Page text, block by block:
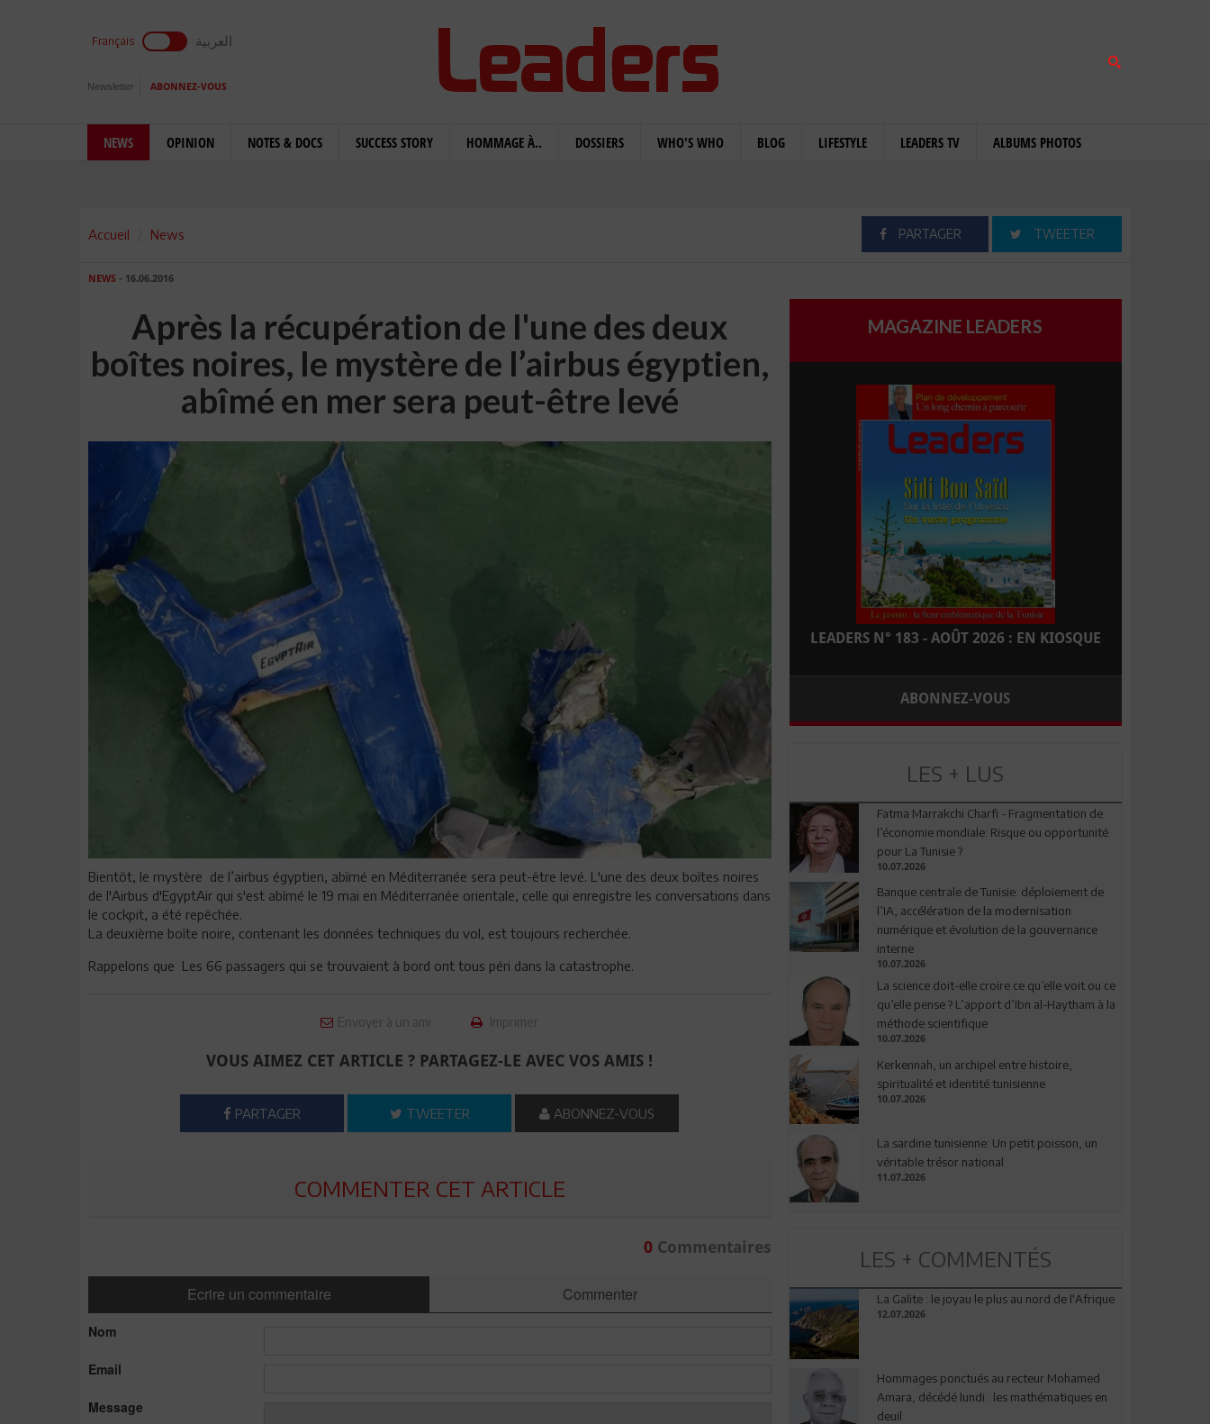
Français العربية
Newsletter ABONNEZ-VOUS
NEWS OPINION NOTES & DOCS SUCCESS STORY HOMMAGE À.. DOSSIERS WHO'S WHO BLOG LIFESTYLE LEADERS TV ALBUMS PHOTOS
Accueil News PARTAGER TWEETER
NEWS - 16.06.2016
Après la récupération de l'une des deux
boîtes noires, le mystère de l’airbus égyptien,
abîmé en mer sera peut-être levé
Bientôt, le mystère de l’airbus égyptien, abîmé en Méditerranée sera peut-être levé. L'une des deux boîtes noires
de l'Airbus d'EgyptAir qui s'est abîmé le 19 mai en Méditerranée orientale, celle qui enregistre les conversations dans
le cockpit, a été repêchée.
La deuxième boîte noire, contenant les données techniques du vol, est toujours recherchée.
Rappelons que Les 66 passagers qui se trouvaient à bord ont tous péri dans la catastrophe.
Envoyer à un ami Imprimer
VOUS AIMEZ CET ARTICLE ? PARTAGEZ-LE AVEC VOS AMIS !
PARTAGER TWEETER ABONNEZ-VOUS
COMMENTER CET ARTICLE
0Commentaires
Ecrire un commentaire Commenter
Nom
Email
Message
MAGAZINE LEADERS
LEADERS N° 183 - AOÛT 2026 : EN KIOSQUE
ABONNEZ-VOUS
LES + LUS
Fatma Marrakchi Charfi - Fragmentation de
l’économie mondiale: Risque ou opportunité
pour La Tunisie ?
10.07.2026
Banque centrale de Tunisie: déploiement de
l’IA, accélération de la modernisation
numérique et évolution de la gouvernance
interne
10.07.2026
La science doit-elle croire ce qu’elle voit ou ce
qu’elle pense ? L’apport d’Ibn al-Haytham à la
méthode scientifique
10.07.2026
Kerkennah, un archipel entre histoire,
spiritualité et identité tunisienne
10.07.2026
La sardine tunisienne: Un petit poisson, un
véritable trésor national
11.07.2026
LES + COMMENTÉS
La Galite : le joyau le plus au nord de l'Afrique
12.07.2026
Hommages ponctués au recteur Mohamed
Amara, décédé lundi : les mathématiques en
deuil